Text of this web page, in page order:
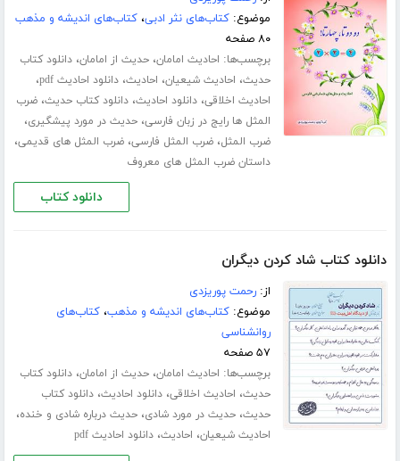
موضوع:کتاب‌های نثر ادبی،کتاب‌های اندیشه و مذهب
۸۰ صفحه
برچسب‌ها: احادیث امامان،حدیث از امامان،دانلود کتاب
حدیث، احادیث شیعیان، احادیث،دانلود احادیث pdf ،
احادیث اخلاقی،دانلود احادیث،دانلود کتاب حدیث،ضرب
المثل ها رایج در زبان فارسی،حدیث در مورد پیشگیری،
ضرب المثل،ضرب المثل فارسی،ضرب المثل های قدیمی،
داستان ضرب المثل های معروف
دانلود کتاب
دانلود کتاب شاد کردن دیگران
از:رحمت پوریزدی
موضوع:کتاب‌های اندیشه و مذهب،کتاب‌های
روانشناسی
۵۷ صفحه
برچسب‌ها: احادیث امامان،حدیث از امامان،دانلود کتاب
حدیث، احادیث اخلاقی،دانلود احادیث،دانلود کتاب
حدیث،حدیث در مورد شادی،حدیث درباره شادی و خنده،
احادیث شیعیان، احادیث،دانلود احادیث pdf